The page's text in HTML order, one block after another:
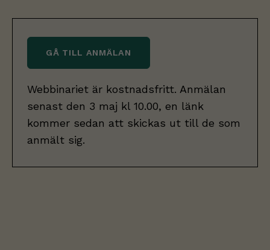
GÅ TILL ANMÄLAN
Webbinariet är kostnadsfritt. Anmälan
senast den 3 maj kl 10.00, en länk
kommer sedan att skickas ut till de som
anmält sig.